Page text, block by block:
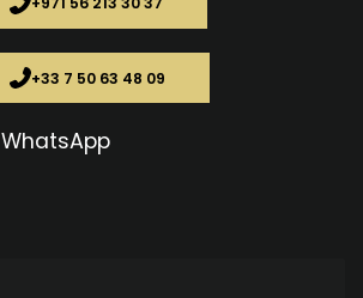
+33 7 50 63 48 09
WhatsApp